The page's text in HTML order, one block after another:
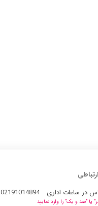
در ساعات اداری
02191014894
یا "صد و یک" را وارد نمایید